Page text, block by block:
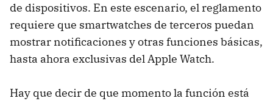
de dispositivos. En este escenario, el reglamento
requiere que smartwatches de terceros puedan
mostrar notificaciones y otras funciones básicas,
hasta ahora exclusivas del Apple Watch.
Hay que decir de que momento la función está